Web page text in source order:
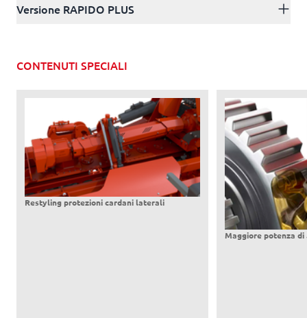
Versione RAPIDO PLUS
CONTENUTI SPECIALI
Restyling protezioni cardani laterali
Maggiore potenza di